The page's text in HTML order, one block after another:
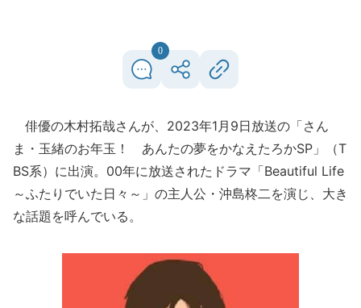
0
俳優の木村拓哉さんが、2023年1月9日放送の「さん
ま・玉緒のお年玉！ あんたの夢をかなえたろかSP」（T
BS系）に出演。00年に放送されたドラマ「Beautiful Life
～ふたりでいた日々～」の主人公・沖島柊二を演じ、大き
な話題を呼んでいる。